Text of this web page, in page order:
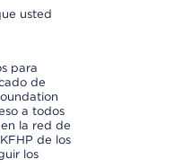
usted
para
de
a todos
la red de
de los
los